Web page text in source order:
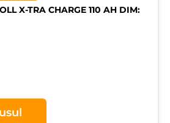
X-TRA CHARGE 110 AH DIM: